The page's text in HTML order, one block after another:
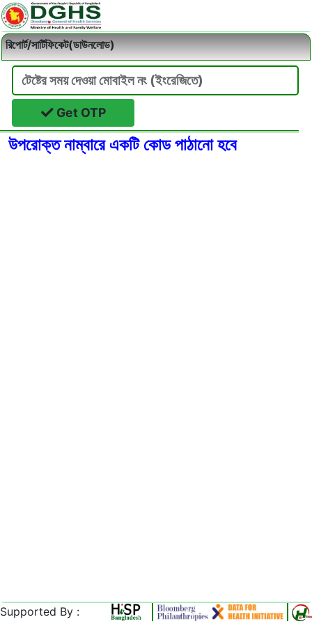
রিপোর্ট/সার্টিফিকেট(ডাউনলোড)
Get OTP
উপরোক্ত নাম্বারে একটি কোড পাঠানো হবে
Supported By :